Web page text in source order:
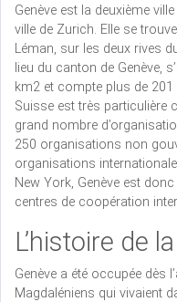
Genève est la deuxième
ville de Zurich. Elle se
Léman, sur les deux rives
lieu du canton de Genève,
km2 et compte plus de 201
Suisse est très particulière
grand nombre
250 organisations non
organisations
New York, Genève est
centres de coopération
L’histoire de
Genève a été occupée dès
Magdaléniens qui vivaient